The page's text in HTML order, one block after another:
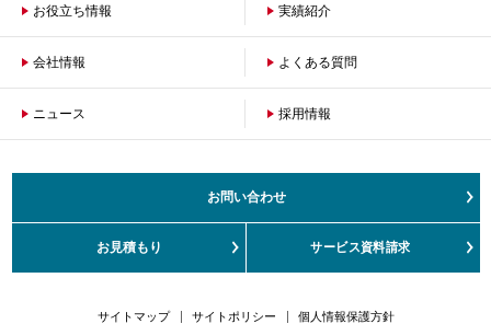
保険者のお客さまへ 企業のお客さまへ
お役立ち情報 実績紹介
会社情報
会社概要 沿革
よくある質問
ニュース 採用情報
お問い合わせ
お見積もり サービス資料請求
サイトマップ サイトポリシー
個人情報保護方針